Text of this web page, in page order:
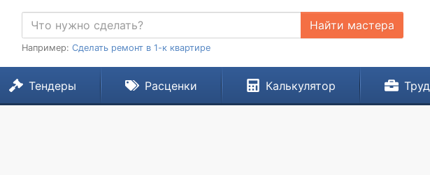
Найти мастера
Например: Сделать ремонт в 1-к квартире
Тендеры Расценки Калькулятор